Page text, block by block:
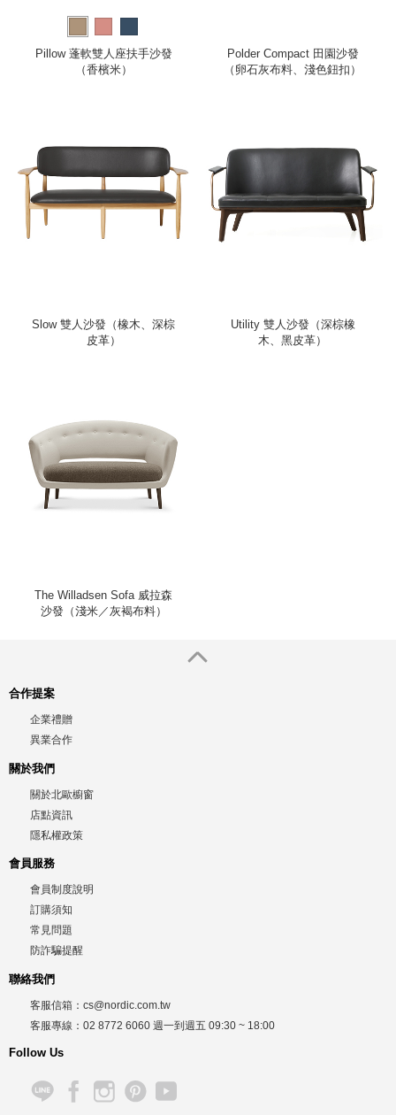
Pillow 蓬軟雙人座扶手沙發
（香檳米）
Polder Compact 田園沙發
（卵石灰布料、淺色鈕扣）
Slow 雙人沙發（橡木、深棕
皮革）
Utility 雙人沙發（深棕橡
木、黑皮革）
The Willadsen Sofa 威拉森
沙發（淺米／灰褐布料）
合作提案
企業禮贈
異業合作
關於我們
關於北歐櫥窗
店點資訊
隱私權政策
會員服務
會員制度說明
訂購須知
常見問題
防詐騙提醒
聯絡我們
客服信箱： cs@nordic.com.tw
客服專線： 02 8772 6060 週一到週五 09:30 ~ 18:00
Follow Us